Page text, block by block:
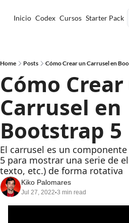
Inicio Codex Cursos Starter Pack
Home Posts Cómo Crear un Carrusel en
Cómo
Carrusel en
Bootstrap 5
El carrusel es un
5 para mostrar una serie de
texto, etc.) de forma rotativa
Kiko Palomares
Jul 27, 2022•3 min read